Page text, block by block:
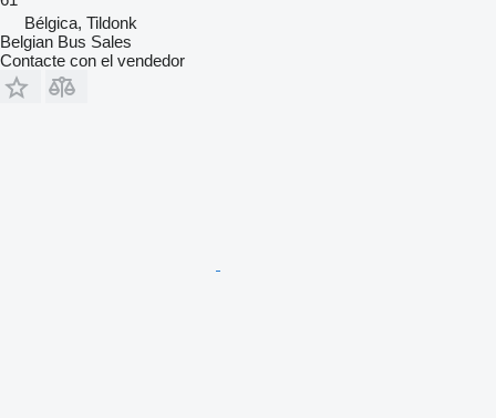
Bélgica, Tildonk
Belgian Bus Sales
Contacte con el vendedor